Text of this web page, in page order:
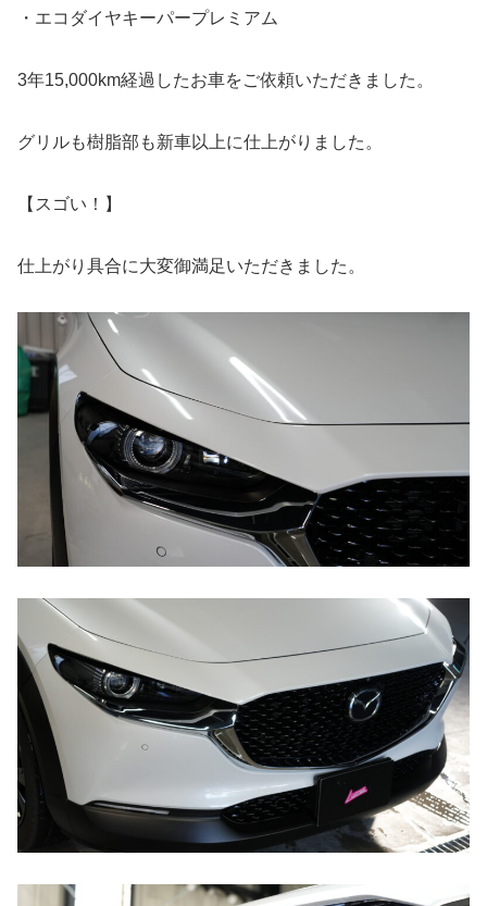
・エコダイヤキーパープレミアム
3年15,000km経過したお車をご依頼いただきました。
グリルも樹脂部も新車以上に仕上がりました。
【スゴい！】
仕上がり具合に大変御満足いただきました。